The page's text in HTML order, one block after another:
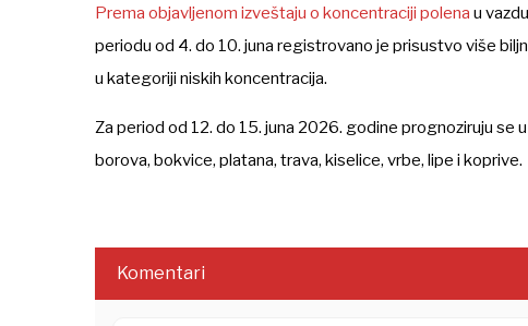
Prema objavljenom izveštaju o koncentraciji polena u
periodu od 4. do 10. juna registrovano je prisustvo više
u kategoriji niskih koncentracija.
Za period od 12. do 15. juna 2026. godine prognoziruju se
borova, bokvice, platana, trava, kiselice, vrbe, lipe i koprive.
Komentari